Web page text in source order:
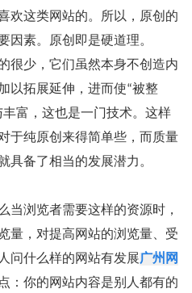
欢这类网站的。所以，原创的
因素。原创即是硬道理。
很少，它们虽然本身不创造内
以拓展延伸，进而使“被整
富，这也是一门技术。这样
于纯原创来得简单些，而质量
具备了相当的发展潜力。
当浏览者需要这样的资源时，
量，对提高网站的浏览量、受
问什么样的网站有发展广州网
：你的网站内容是别人都有的